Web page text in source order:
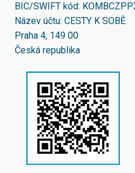
BIC/SWIFT kód:
Název účtu: CESTY K SOBĚ
Praha 4, 149 00
Česká republika